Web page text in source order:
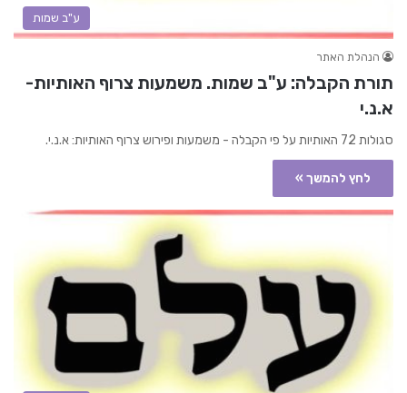
ע"ב שמות
הנהלת האתר
תורת הקבלה: ע"ב שמות. משמעות צרוף האותיות-
א.נ.י
סגולות 72 האותיות על פי הקבלה - משמעות ופירוש צרוף האותיות: א.נ.י.
לחץ להמשך »